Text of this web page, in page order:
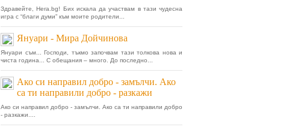
Здравейте, Hera.bg! Бих искала да участвам в тази чудесна
игра с “благи думи” към моите родители...
Януари - Мира Дойчинова
Януари съм... Господи, тъкмо започвам тази толкова нова и
чиста година... С обещания – много. До последно...
Ако си направил добро - замълчи. Ако
са ти направили добро - разкажи
Ако си направил добро - замълчи. Ако са ти направили добро
- разкажи....